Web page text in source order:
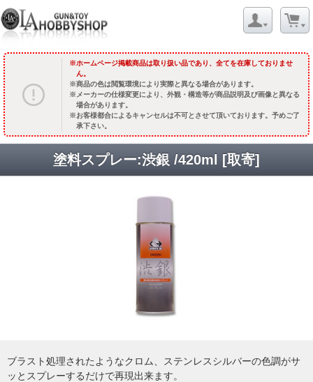
ホームページ掲載商品は取り扱い品であり、全てを在庫しておりませ
ん。
商品の色は閲覧環境により実際と異なる場合があります。
メーカーの仕様変更により、外観・構造等が商品説明及び画像と異なる
場合があります。
お客様都合によるキャンセルは不可とさせて頂いております。予めご了
承下さい。
塗料スプレー:渋銀 /420ml [取寄]
ブラスト処理されたようなクロム、ステンレスシルバーの色調がサ
ッとスプレーするだけで再現出来ます。